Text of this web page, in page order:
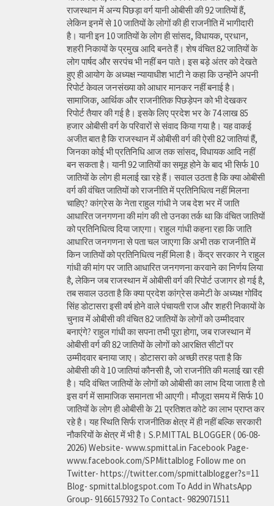
राजस्थान में अन्य पिछड़ा वर्ग यानी ओबीसी की 92 जातियों हैं,
लेकिन इनमें से 10 जातियों के लोगों की ही राजनीति में भागीदारी
है। यानी इन 10 जातियों के लोग ही सांसद, विधायक, प्रधान,
शहरी निकायों के प्रमुख आदि बनते हैं। शेष वंचित 82 जातियों के
लोग पार्षद और सरपंच भी नहीं बन पाते। इस बड़े अंतर को देखते
हुए ही आयोग के अध्यक्ष न्यायाधीश भाटी ने कहा कि उन्होंने अपनी
रिपोर्ट केवल जनसंख्या को आधार मानकर नहीं बनाई है।
सामाजिक, आर्थिक और राजनीतिक पिछड़ेपन को भी देखकर
रिपोर्ट तैयार की गई है। इसके लिए प्रदेश भर के 74 लाख 85
हजार ओबीसी वर्ग के परिवारों से संवाद किया गया है। यह वाकई
अजीत बात है कि राजस्थान में ओबीसी वर्ग की ऐसी 82 जातियां हैं,
जिनका कोई भी प्रतिनिधि आज तक सांसद, विधायक आदि नहीं
बन सकता है। यानी 92 जातियों का समूह होने के बाद भी सिर्फ 10
जातियों के लोग ही मलाई खा रहे हैं। सवाल उठता है कि क्या ओबीसी
वर्ग की वंचित जातियों को राजनीति में प्रतिनिधित्व नहीं मिलना
चाहिए? कांग्रेस के नेता राहुल गांधी ने जब देश भर में जाति
आधारित जनगणना की मांग की तो उनका तर्क था कि वंचित जातियों
को प्रतिनिधित्व दिया जाएगा। राहुल गांधी कहना रहा कि जाति
आधारित जनगणना से पता चल जाएगा कि अभी तक राजनीति में
किन जातियों को प्रतिनिधित्व नहीं मिला है। केंद्र सरकार ने राहुल
गांधी की मांग पर जाति आधारित जनगणना करवाने का निर्णय लिया
है, लेकिन जब राजस्थान में ओबीसी वर्ग की रिपोर्ट उजागर हो गई है,
तब सवाल उठता है कि क्या प्रदेश कांग्रेस कमेटी के अध्यक्ष गोविंद
सिंह डोटासरा इसी वर्ष होने वाले पंचायती राज और शहरी निकायों के
चुनाव में ओबीसी की वंचित 82 जातियों के लोगों को उम्मीदवार
बनाएंगे? राहुल गांधी का सपना तभी पूरा होगा, जब राजस्थान में
ओबीसी वर्ग की 82 जातियों के लोगों को आरक्षित सीटों पर
उम्मीदवार बनाया जाए। डोटासरा को अच्छी तरह पता है कि
ओबीसी की वे 10 जातियां कौनसी है, जो राजनीति की मलाई खा रही
है। यदि वंचित जातियों के लोगों को ओबीसी का लाभ दिया जाता है तो
इस वर्ग में सामाजिक समानता भी आएगी। मौजूदा समय में सिर्फ 10
जातियों के लोग ही ओबीसी के 21 प्रतिशत कोटे का लाभ प्राप्त कर
रहे है। यह स्थिति सिर्फ राजनीतिक क्षेत्र में ही नहीं बल्कि सरकारी
नौकरियों के क्षेत्र में भी है। S.P.MITTAL BLOGGER ( 06-08-
2026) Website- www.spmittal.in Facebook Page-
www.facebook.com/SPMittalblog Follow me on
Twitter- https://twitter.com/spmittalblogger?s=11
Blog- spmittal.blogspot.com To Add in WhatsApp
Group- 9166157932 To Contact- 9829071511